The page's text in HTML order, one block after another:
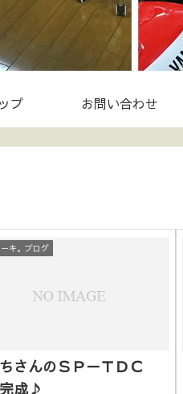
プ お問い合わせ
キ。ブログ
さんのＳＰ－ＴＤＣ
成♪